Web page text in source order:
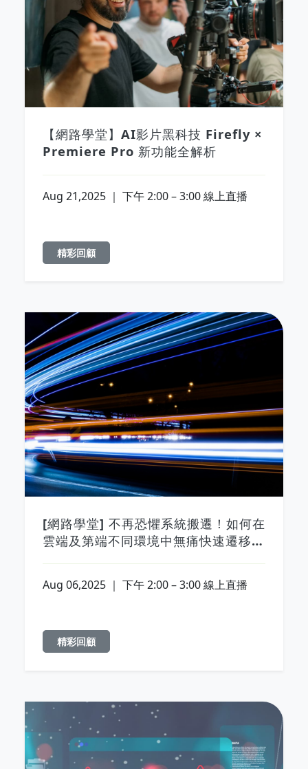
【網路學堂】AI影片黑科技 Firefly ×
Premiere Pro 新功能全解析
Aug 21,2025 ｜ 下午 2:00 – 3:00 線上直播
精彩回顧
[網路學堂] 不再恐懼系統搬遷！如何在
雲端及第端不同環境中無痛快速遷移系
Aug 06,2025 ｜ 下午 2:00 – 3:00 線上直播
精彩回顧